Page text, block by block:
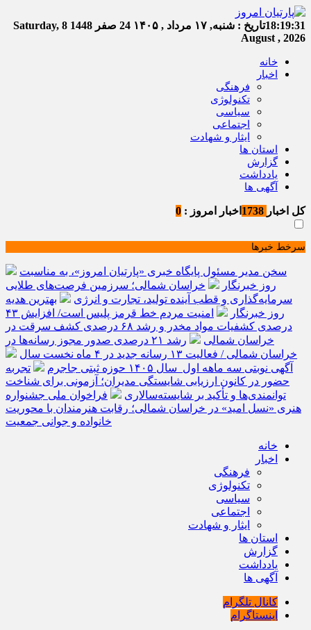
18:19:31تاریخ : شنبه, ۱۷ مرداد , ۱۴۰۵ 24 صفر 1448
Saturday, 8
August , 2026
خانه
اخبار
فرهنگی
تکنولوژی
سیاسی
اجتماعی
ایثار و شهادت
استان ها
گزارش
یادداشت
آگهی ها
کل اخبار اخبار امروز : 0
سرخط خبرها
سخن مدیر مسئول پایگاه خبری «پارتیان امروز»، به مناسبت
روز خبرنگار
خراسان شمالی؛ سرزمین فرصت‌های طلایی
سرمایه‌گذاری و قطب آینده تولید، تجارت و انرژی
بهترین هدیه
روز خبرنگار
امنیت مردم خط قرمز پلیس است/ افزایش ۴۳
درصدی کشفیات مواد مخدر و رشد ۶۸ درصدی کشف سرقت در
خراسان شمالی
رشد ۲۱ درصدی صدور مجوز رسانه‌ها در
خراسان شمالی / فعالیت ۱۳ رسانه جدید در ۴ ماه نخست سال
آگهی نوبتی سه ماهه اول سال ۱۴۰۵ حوزه ثبتی جاجرم
تجربه
حضور در کانون ارزیابی شایستگی مدیران؛ آزمونی برای شناخت
توانمندی‌ها و تأکید بر شایسته‌سالاری
فراخوان ملی جشنواره
هنری «نسل امید» در خراسان شمالی؛ رقابت هنرمندان با محوریت
خانواده و جوانی جمعیت
خانه
اخبار
فرهنگی
تکنولوژی
سیاسی
اجتماعی
ایثار و شهادت
استان ها
گزارش
یادداشت
آگهی ها
کانال تلگرام
اینستاگرام